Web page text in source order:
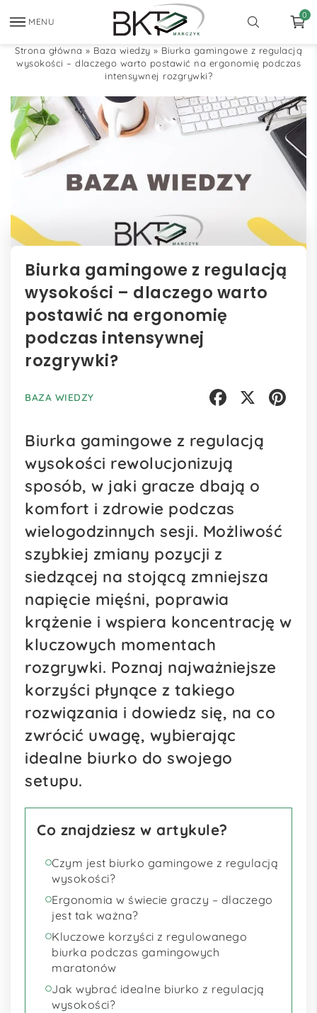
MENU
0
Strona główna » Baza wiedzy » Biurka gamingowe z regulacją
wysokości – dlaczego warto postawić na ergonomię podczas
intensywnej rozgrywki?
Biurka gamingowe z regulacją
wysokości – dlaczego warto
postawić na ergonomię
podczas intensywnej
rozgrywki?
BAZA WIEDZY
Biurka gamingowe z regulacją
wysokości rewolucjonizują
sposób, w jaki gracze dbają o
komfort i zdrowie podczas
wielogodzinnych sesji. Możliwość
szybkiej zmiany pozycji z
siedzącej na stojącą zmniejsza
napięcie mięśni, poprawia
krążenie i wspiera koncentrację w
kluczowych momentach
rozgrywki. Poznaj najważniejsze
korzyści płynące z takiego
rozwiązania i dowiedz się, na co
zwrócić uwagę, wybierając
idealne biurko do swojego
setupu.
Co znajdziesz w artykule?
Czym jest biurko gamingowe z regulacją
wysokości?
Ergonomia w świecie graczy – dlaczego
jest tak ważna?
Kluczowe korzyści z regulowanego
biurka podczas gamingowych
maratonów
Jak wybrać idealne biurko z regulacją
wysokości?